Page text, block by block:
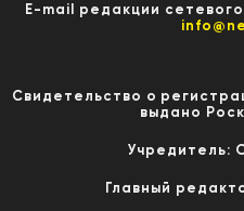
E-mail редакции
Свидетельство о
выдано
Учредитель:
Главный